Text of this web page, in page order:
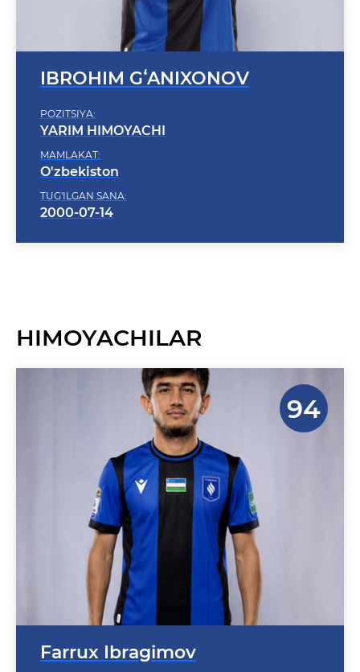
IBROHIM GʻANIXONOV
YARIM HIMOYACHI
MAMLAKAT:
O'zbekiston
TUG'ILGAN SANA:
2000-07-14
Farrux Ibragimov